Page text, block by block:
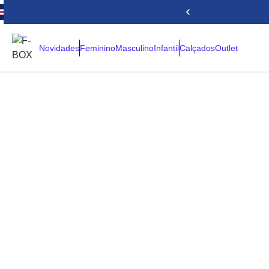
NovidadesFemininoMasculinoInfantilCalçadosOutlet